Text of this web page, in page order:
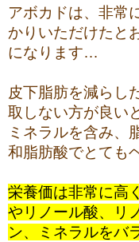
アボカドは、非常
かりいただけたと
になります…
皮下脂肪を減らし
取しない方が良い
ミネラルを含み、
和脂肪酸でとても
栄養価は非常に高
やリノール酸、リ
ン、ミネラルをバ